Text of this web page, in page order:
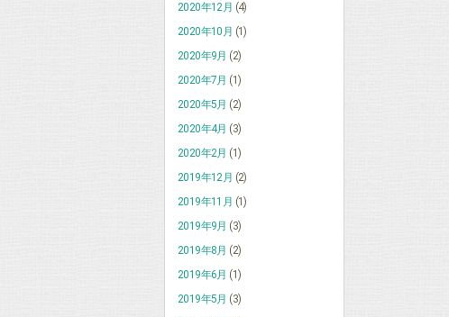
2020年12月 (4)
2020年10月 (1)
2020年9月 (2)
2020年7月 (1)
2020年5月 (2)
2020年4月 (3)
2020年2月 (1)
2019年12月 (2)
2019年11月 (1)
2019年9月 (3)
2019年8月 (2)
2019年6月 (1)
2019年5月 (3)